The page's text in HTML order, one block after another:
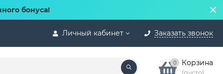
бонуса!
Личный кабинет Заказать звонок
0 Корзина